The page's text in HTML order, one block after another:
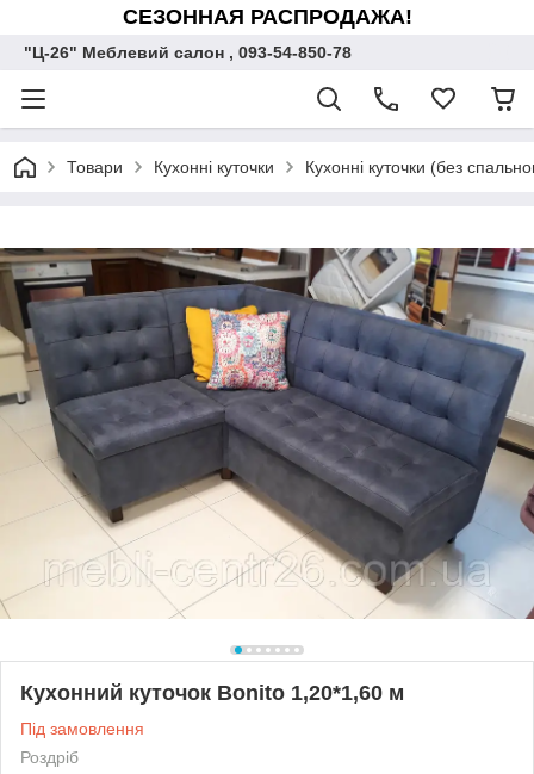
СЕЗОННАЯ РАСПРОДАЖА!
"Ц-26" Меблевий салон , 093-54-850-78
Товари Кухонні куточки Кухонні куточки (без
Кухонний куточок Bonito 1,20*1,60 м
Під замовлення
Роздріб